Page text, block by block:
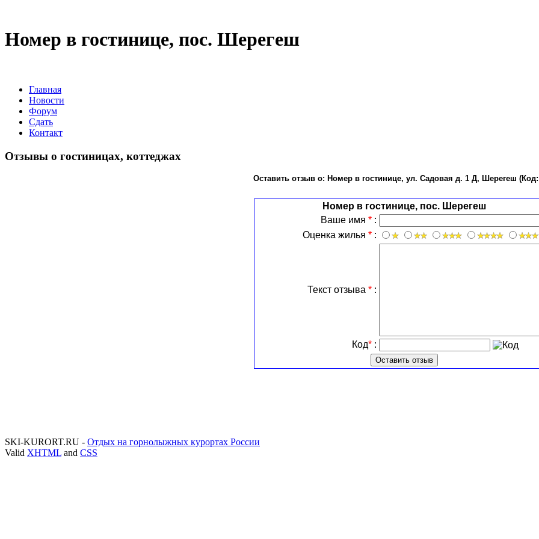
Номер в гостинице, пос. Шерегеш
Главная
Новости
Форум
Сдать
Контакт
Отзывы о гостиницах, коттеджах
Оставить отзыв о: Номер в гостинице, ул. Садовая д. 1 Д, Шерегеш (Код:
Номер в гостинице, пос. Шерегеш
Ваше имя * :
Оценка жилья * :
Текст отзыва * :
Код* :
SKI-KURORT.RU - Отдых на горнолыжных курортах России
Valid XHTML and CSS